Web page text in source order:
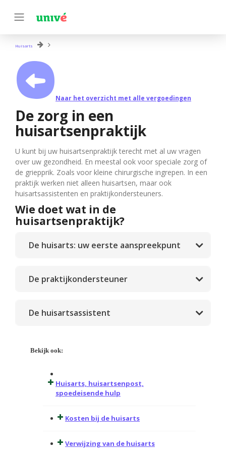
Huisarts
Naar het overzicht met alle vergoedingen
De zorg in een
huisartsenpraktijk
U kunt bij uw huisartsenpraktijk terecht met al uw vragen
over uw gezondheid. En meestal ook voor speciale zorg of
de griepprik. Zoals voor kleine chirurgische ingrepen. In een
praktijk werken niet alleen huisartsen, maar ook
huisartsassistenten en praktijkondersteuners.
Wie doet wat in de
huisartsenpraktijk?
De huisarts: uw eerste aanspreekpunt
De praktijkondersteuner
De huisartsassistent
Bekijk ook:
Huisarts, huisartsenpost,
spoedeisende hulp
Kosten bij de huisarts
Verwijzing van de huisarts